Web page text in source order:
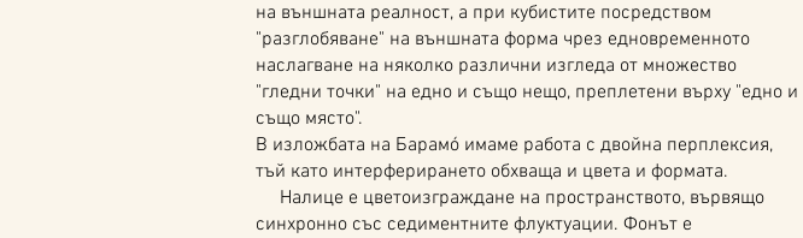
на външната реалност, а при кубистите посредством
"разглобяване" на външната форма чрез едновременното
наслагване на няколко различни изгледа от множество
"гледни точки" на едно и също нещо, преплетени върху "едно и
също място".
В изложбата на Барамó имаме работа с двойна перплексия,
тъй като интерферирането обхваща и цвета и формата.
Налице е цветоизграждане на пространството, вървящо
синхронно със седиментните флуктуации. Фонът е